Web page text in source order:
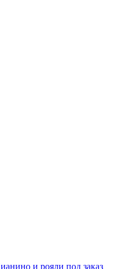
и рояли под заказ